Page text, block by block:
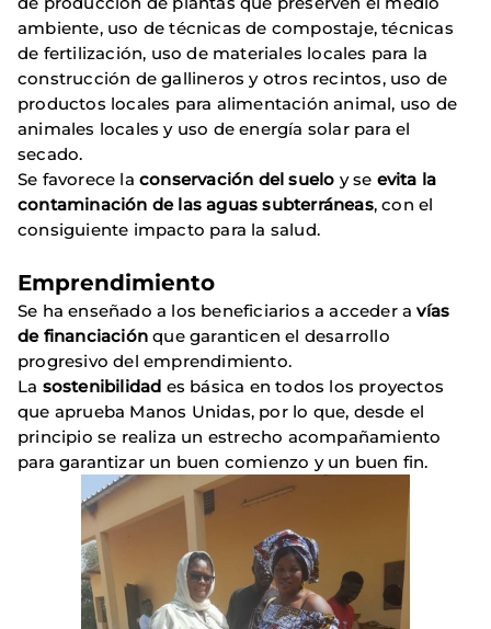
ambiente, uso de técnicas de compostaje, técnicas
de fertilización, uso de materiales locales para la
construcción de gallineros y otros recintos, uso de
productos locales para alimentación animal, uso de
animales locales y uso de energía solar para el
secado.
Se favorece la conservación del suelo y se evita la
contaminación de las aguas subterráneas, con el
consiguiente impacto para la salud.
Emprendimiento
Se ha enseñado a los beneficiarios a acceder avías
de financiación que garanticen el desarrollo
progresivo del emprendimiento.
La sostenibilidad es básica en todos los proyectos
que aprueba Manos Unidas, por lo que, desde el
principio se realiza un estrecho acompañamiento
para garantizar un buen comienzo y un buen fin.